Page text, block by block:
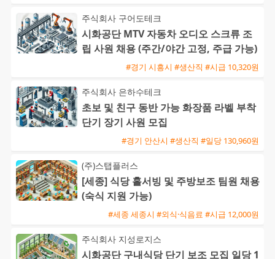
주식회사 구어도테크
시화공단 MTV 자동차 오디오 스크류 조
립 사원 채용 (주간/야간 고정, 주급 가능)
#경기 시흥시 #생산직 #시급 10,320원
주식회사 은하수테크
초보 및 친구 동반 가능 화장품 라벨 부착
단기 장기 사원 모집
#경기 안산시 #생산직 #일당 130,960원
(주)스탭플러스
[세종] 식당 홀서빙 및 주방보조 팀원 채용
(숙식 지원 가능)
#세종 세종시 #외식·식음료 #시급 12,000원
주식회사 지성로지스
시화공단 구내식당 단기 보조 모집 일당 1